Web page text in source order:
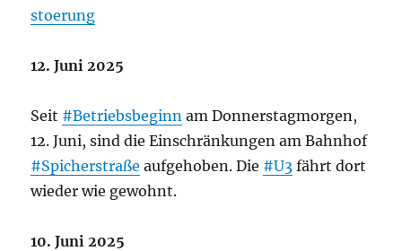
stoerung
12. Juni 2025
Seit #Betriebsbeginn am Donnerstagmorgen,
12. Juni, sind die Einschränkungen am Bahnhof
#Spicherstraße aufgehoben. Die #U3 fährt dort
wieder wie gewohnt.
10. Juni 2025